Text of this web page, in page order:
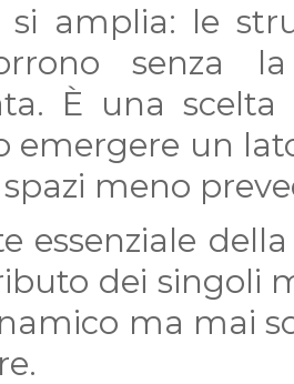
si amplia: le
senza
È una scelta
emergere un
meno
essenziale
dei singoli
ma mai